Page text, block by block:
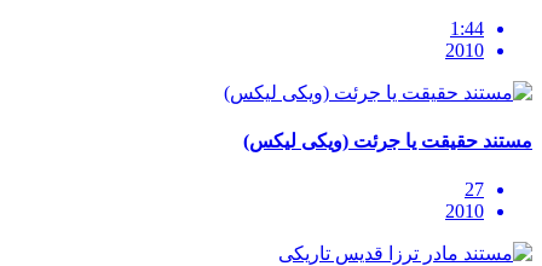
1:44
2010
مستند حقیقت یا جرئت (ویکی لیکس)
27
2010